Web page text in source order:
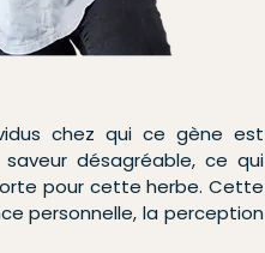
chez qui ce gène est
désagréable, ce qui
pour cette herbe. Cette
personnelle, la perception